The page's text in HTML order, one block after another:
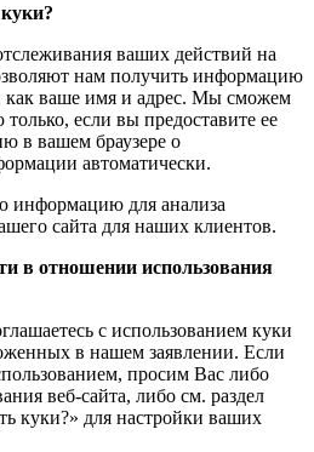
ваших действий на
нам получить информацию
как ваше имя и адрес. Мы сможем
если вы предоставите ее
в вашем браузере о
автоматически.
информацию для анализа
сайта для наших клиентов.
в отношении использования
с использованием куки
в нашем заявлении. Если
просим Вас либо
веб-сайта, либо см. раздел
куки?» для настройки ваших